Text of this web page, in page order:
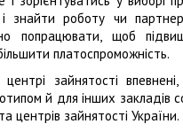
знайти роботу чи
попрацювати, щоб
платоспроможність.
центрі зайнятості
й для інших закладів
центрів зайнятості України.